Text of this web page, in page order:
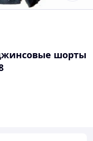
шорты